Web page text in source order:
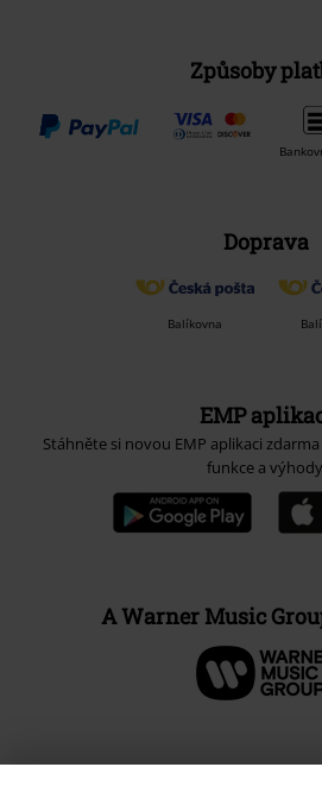
Způsoby
Doprava
Balíkovna
EMP
Stáhněte si novou EMP aplikaci
funkce a
A Warner Music